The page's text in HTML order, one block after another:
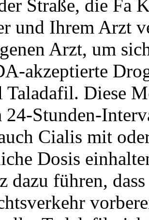
Straße, die Fa
und Ihrem Arzt
Arzt, um
akzeptierte
Taladafil. Diese
24-Stunden-
Cialis mit
Dosis
dazu führen,